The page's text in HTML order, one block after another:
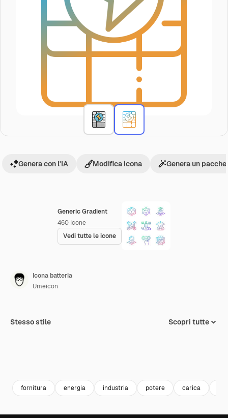
Generic Gradient
460 Icone
Vedi tutte le icone
Genera con l'IA Modifica icona Genera un
Icona batteria
Umeicon
Stesso stile Scopri tutte
fornitura energia industria potere carica